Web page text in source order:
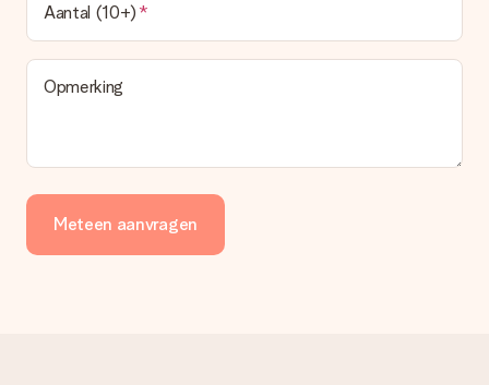
Aantal (10+)
Opmerking
Meteen aanvragen